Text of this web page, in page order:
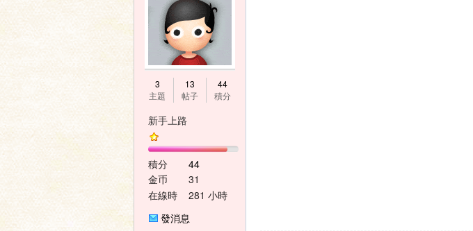
3
主題
13
帖子
44
積分
新手上路
積分
44
金币
31
在線時
281 小時
發消息